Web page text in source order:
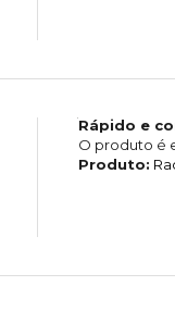
Rápido e
O produto é
Produto: